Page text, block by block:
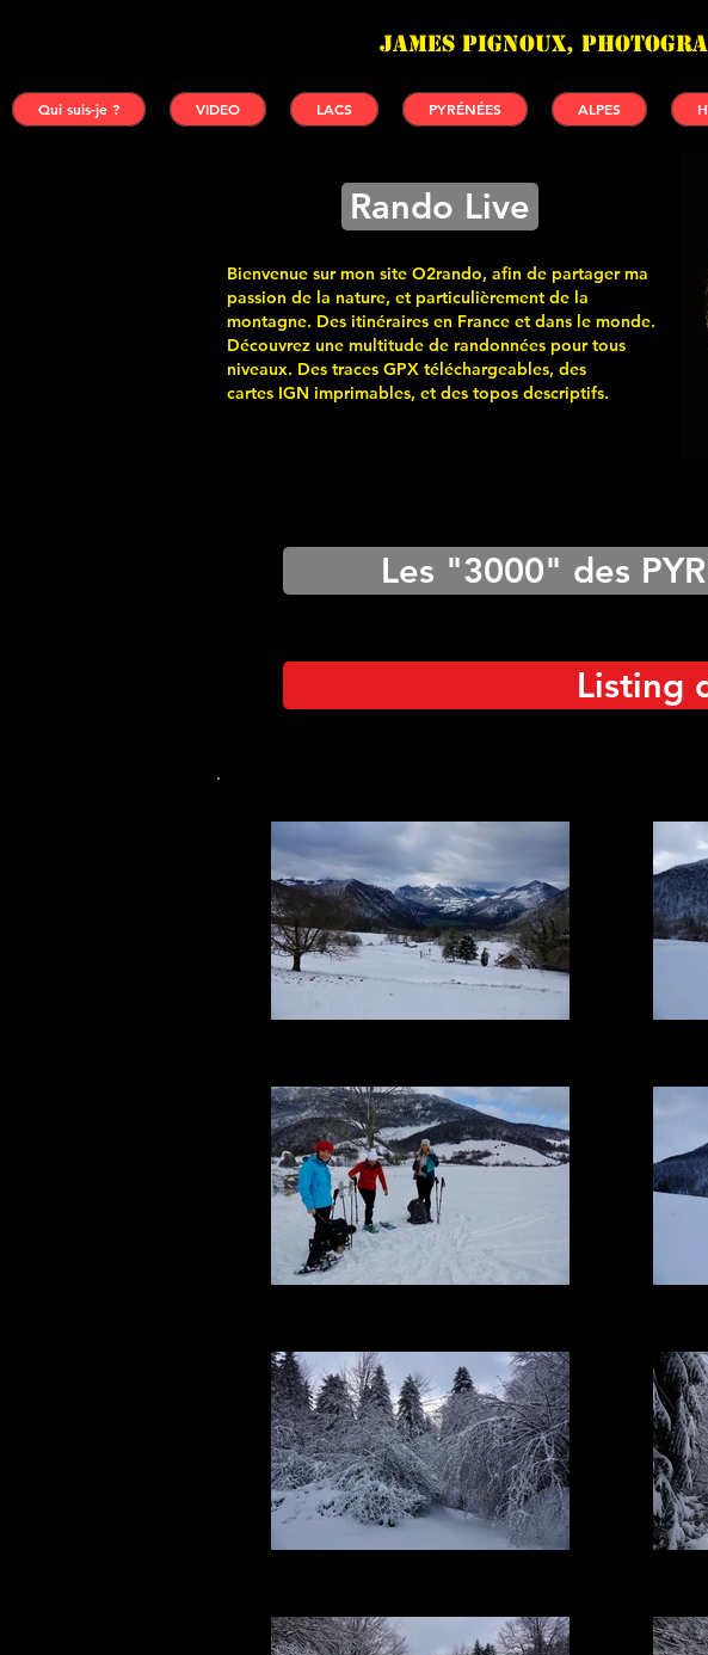
James PIGNOUX,
Qui suis-je ? VIDEO LACS PYRÉNÉES ALPES
Rando Live
Bienvenue sur mon site O2rando, afin de partager ma
passion de la nature, et particulièrement de la
montagne. Des itinéraires en France et dans le monde.
Découvrez une multitude de randonnées pour tous
niveaux. Des traces GPX téléchargeables, des
cartes IGN imprimables, et des topos descriptifs.
Les "3000" des
Listing